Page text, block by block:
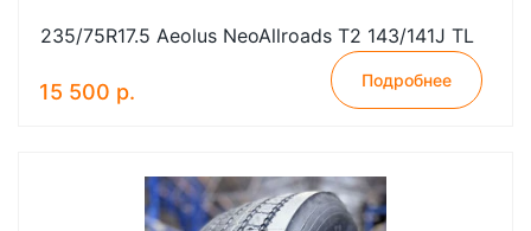
235/75R17.5 Aeolus NeoAllroads T2 143/141J TL
15 500 р. Подробнее